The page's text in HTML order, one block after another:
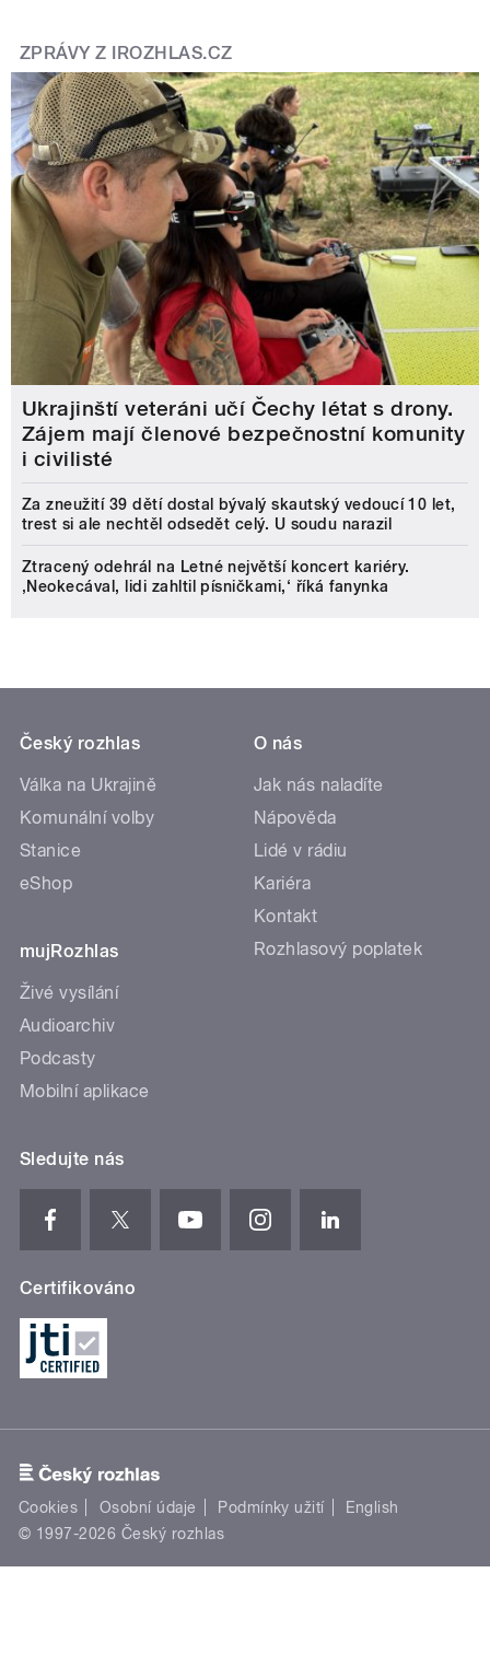
ZPRÁVY Z IROZHLAS.CZ
Ukrajinští veteráni učí Čechy létat s drony.
Zájem mají členové bezpečnostní komunity
i civilisté
Za zneužití 39 dětí dostal bývalý skautský vedoucí 10 let,
trest si ale nechtěl odsedět celý. U soudu narazil
Ztracený odehrál na Letné největší koncert kariéry.
‚Neokecával, lidi zahltil písničkami,‘ říká fanynka
Český rozhlas
Válka na Ukrajině
Komunální volby
Stanice
eShop
mujRozhlas
Živé vysílání
Audioarchiv
Podcasty
Mobilní aplikace
O nás
Jak nás naladíte
Nápověda
Lidé v rádiu
Kariéra
Kontakt
Rozhlasový poplatek
Sledujte nás
Certifikováno
Cookies Osobní údaje Podmínky užití
English
© 1997-2026 Český rozhlas